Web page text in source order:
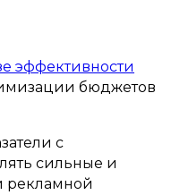
эффективности
бюджетов
с
сильные и
рекламной